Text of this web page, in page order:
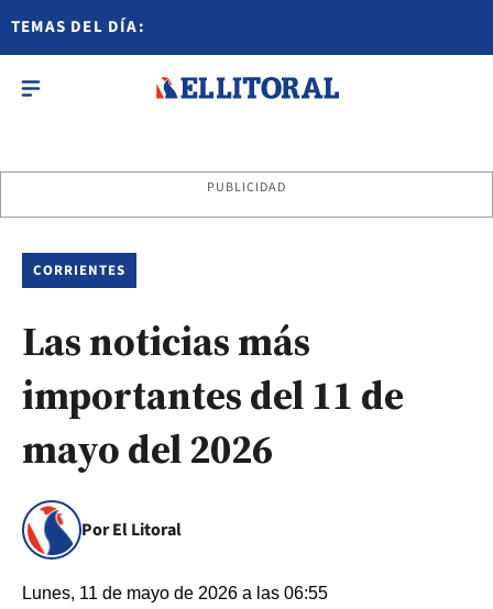
TEMAS DEL DÍA:
PUBLICIDAD
CORRIENTES
Las noticias más
importantes del 11 de
mayo del 2026
Por El Litoral
Lunes, 11 de mayo de 2026 a las 06:55